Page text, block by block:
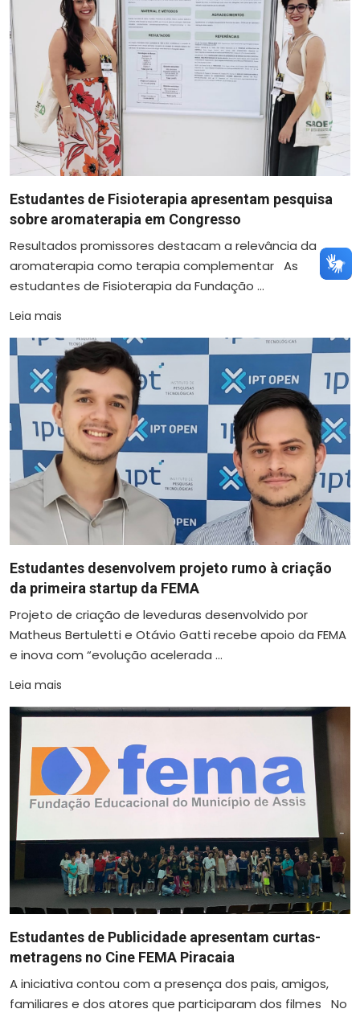
Estudantes de Fisioterapia apresentam pesquisa
sobre aromaterapia em Congresso
Resultados promissores destacam a relevância da
aromaterapia como terapia complementar As
estudantes de Fisioterapia da Fundação ...
Leia mais
Estudantes desenvolvem projeto rumo à criação
da primeira startup da FEMA
Projeto de criação de leveduras desenvolvido por
Matheus Bertuletti e Otávio Gatti recebe apoio da FEMA
e inova com “evolução acelerada ...
Leia mais
Estudantes de Publicidade apresentam curtas-
metragens no Cine FEMA Piracaia
A iniciativa contou com a presença dos pais, amigos,
familiares e dos atores que participaram dos filmes No